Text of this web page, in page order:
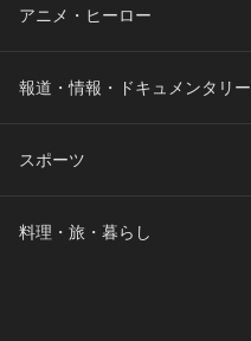
アニメ・ヒーロー
報道・情報・ドキュメンタリー
スポーツ
料理・旅・暮らし